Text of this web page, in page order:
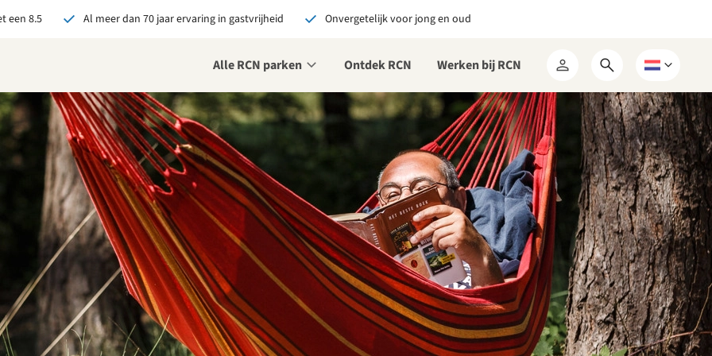
een 8.5 Al meer dan 70 jaar ervaring in gastvrijheid Onvergetelijk voor jong en oud
Alle RCN parken Ontdek RCN Werken bij RCN
Mijn
RCN
Open
zoekformulier
Kies
een
taal
bij RCN boekt, krijg je:
De beste prijsgarantie
Exclusieve voordelen
Persoonlijk contact
alle voordelen